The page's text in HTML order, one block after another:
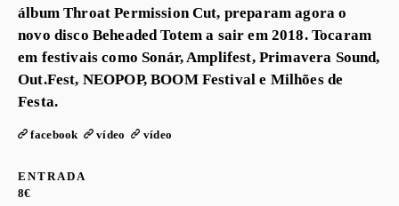
álbum Throat Permission Cut, preparam agora o
novo disco Beheaded Totem a sair em 2018. Tocaram
em festivais como Sonár, Amplifest, Primavera Sound,
Out.Fest, NEOPOP, BOOM Festival e Milhões de
Festa.
facebook vídeo vídeo
ENTRADA
8€